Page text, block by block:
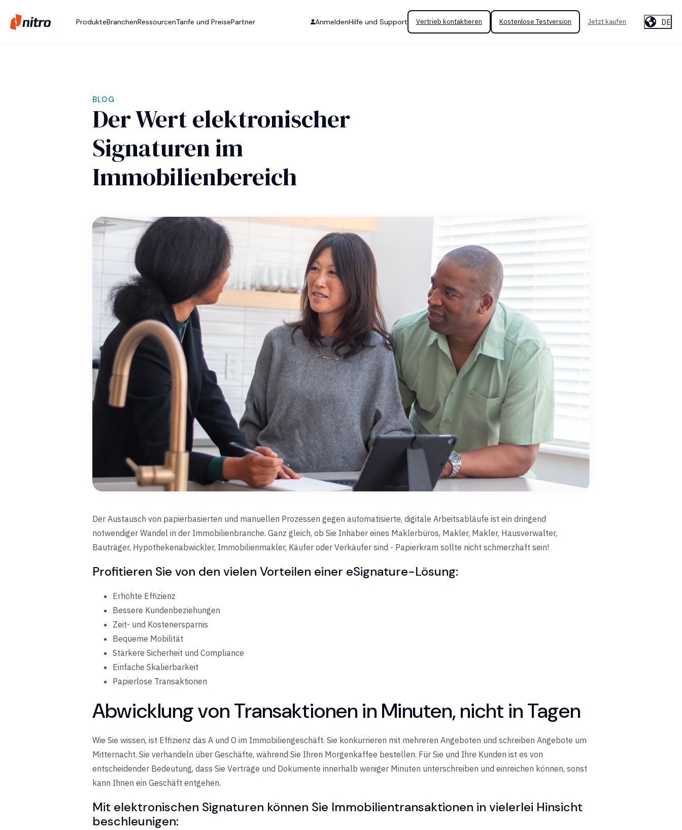
ProdukteBranchenRessourcenTarife und PreisePartner AnmeldenHilfe und Support Vertrieb kontaktieren Kostenlose Testversion Jetzt kaufen DE
BLOG
Der Wert elektronischer
Signaturen im
Immobilienbereich
Der Austausch von papierbasierten und manuellen Prozessen gegen automatisierte, digitale Arbeitsabläufe ist ein dringend
notwendiger Wandel in der Immobilienbranche. Ganz gleich, ob Sie Inhaber eines Maklerbüros, Makler, Makler, Hausverwalter,
Bauträger, Hypothekenabwickler, Immobilienmakler, Käufer oder Verkäufer sind - Papierkram sollte nicht schmerzhaft sein!
Profitieren Sie von den vielen Vorteilen einer eSignature-Lösung:
Erhöhte Effizienz
Bessere Kundenbeziehungen
Zeit- und Kostenersparnis
Bequeme Mobilität
Stärkere Sicherheit und Compliance
Einfache Skalierbarkeit
Papierlose Transaktionen
Abwicklung von Transaktionen in Minuten, nicht in Tagen
Wie Sie wissen, ist Effizienz das A und O im Immobiliengeschäft. Sie konkurrieren mit mehreren Angeboten und schreiben Angebote um
Mitternacht. Sie verhandeln über Geschäfte, während Sie Ihren Morgenkaffee bestellen. Für Sie und Ihre Kunden ist es von
entscheidender Bedeutung, dass Sie Verträge und Dokumente innerhalb weniger Minuten unterschreiben und einreichen können, sonst
kann Ihnen ein Geschäft entgehen.
Mit elektronischen Signaturen können Sie Immobilientransaktionen in vielerlei Hinsicht
beschleunigen: